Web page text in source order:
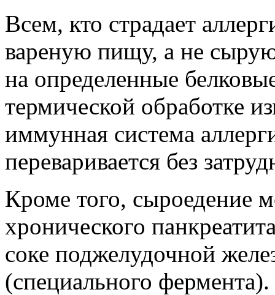
Всем, кто страдает
вареную пищу, а не
на определенные
термической обработке
иммунная система
переваривается без
Кроме того, сыроедение
хронического
соке поджелудочной
(специального фермента).